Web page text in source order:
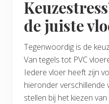
de juiste
Tegenwoordig is de
Van tegels tot PVC
Iedere vloer heeft zijn
hieronder verschillende
stellen bij het kiezen